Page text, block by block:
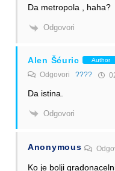
Da metropola , haha?
Odgovori
Alen Šćuric Author
Odgovori ????
Da istina.
Odgovori
Anonymous
Ko je bolji